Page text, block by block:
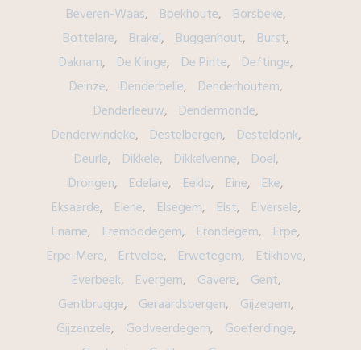
Beveren-Waas
Boekhoute
Borsbeke
Bottelare
Brakel Buggenhout
Burst
Daknam
De Klinge De Pinte
Deftinge
Deinze
Denderbelle
Denderhoutem
Denderleeuw
Dendermonde
Denderwindeke
Destelbergen
Desteldonk
Deurle
Dikkele Dikkelvenne
Doel
Drongen
Edelare Eeklo Eine
Eke
Eksaarde
Elene Elsegem Elst
Elversele
Ename
Erembodegem Erondegem
Erpe
Erpe-Mere
Ertvelde Erwetegem
Etikhove
Everbeek
Evergem Gavere
Gent
Gentbrugge
Geraardsbergen
Gijzegem
Gijzenzele
Godveerdegem
Goeferdinge